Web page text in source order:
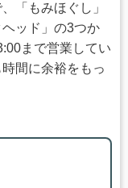
「もみほぐし」
ヘッド」の3つか
まで営業してい
間に余裕をもっ